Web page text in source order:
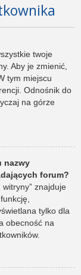
twoje
Aby je zmienić,
tym miejscu
Odnośnik do
na górze
nazwy
forum?
znajduje
funkcję,
tylko dla
obecność na